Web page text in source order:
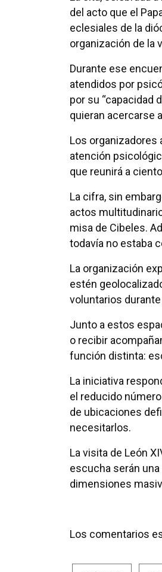
del acto que el
eclesiales de la
organización de la
Durante ese
atendidos por
por su “capacidad
quieran acercarse
Los organizadores
atención
que reunirá a
La cifra, sin
actos
misa de Cibeles.
todavía no estaba
La organización
estén
voluntarios
Junto a estos
o recibir
función distinta:
La iniciativa
el reducido
de ubicaciones
necesitarlos.
La visita de León
escucha serán
dimensiones
Los comentarios